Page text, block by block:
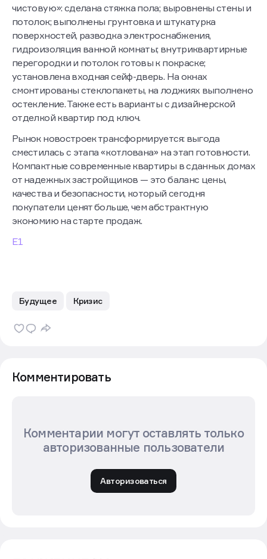
чистовую»: сделана стяжка пола; выровнены стены и
потолок; выполнены грунтовка и штукатурка
поверхностей, разводка электроснабжения,
гидроизоляция ванной комнаты; внутриквартирные
перегородки и потолок готовы к покраске;
установлена входная сейф-дверь. На окнах
смонтированы стеклопакеты, на лоджиях выполнено
остекление. Также есть варианты с дизайнерской
отделкой квартир под ключ.
Рынок новостроек трансформируется: выгода
сместилась с этапа «котлована» на этап готовности.
Компактные современные квартиры в сданных домах
от надежных застройщиков — это баланс цены,
качества и безопасности, который сегодня
покупатели ценят больше, чем абстрактную
экономию на старте продаж.
Е1
Будущее Кризис
Комментировать
Комментарии могут оставлять только
авторизованные пользователи
Авторизоваться